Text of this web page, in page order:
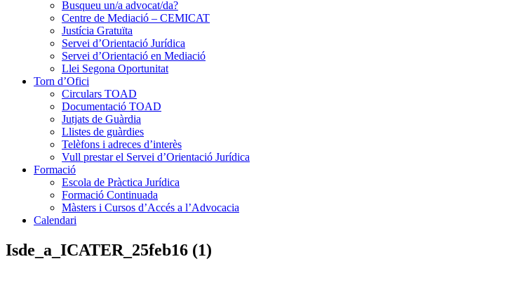
Busqueu un/a advocat/da?
Centre de Mediació – CEMICAT
Justícia Gratuïta
Servei d’Orientació Jurídica
Servei d’Orientació en Mediació
Llei Segona Oportunitat
Torn d’Ofici
Circulars TOAD
Documentació TOAD
Jutjats de Guàrdia
Llistes de guàrdies
Telèfons i adreces d’interès
Vull prestar el Servei d’Orientació Jurídica
Formació
Escola de Pràctica Jurídica
Formació Continuada
Màsters i Cursos d’Accés a l’Advocacia
Calendari
Isde_a_ICATER_25feb16 (1)